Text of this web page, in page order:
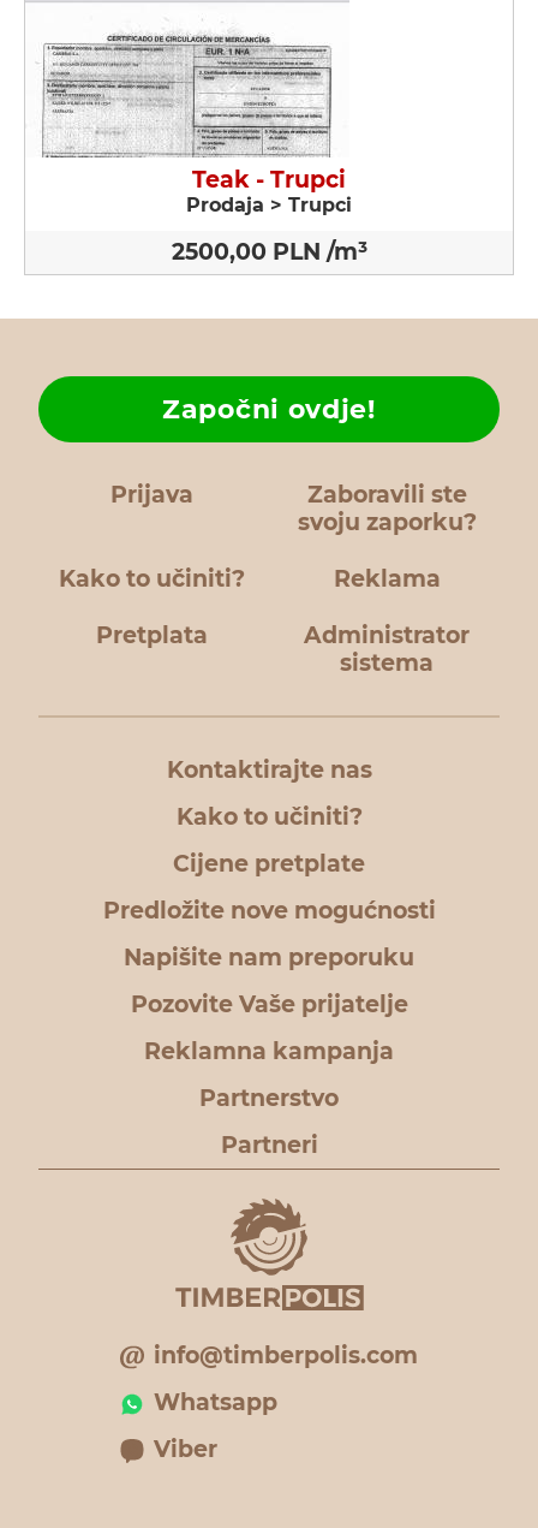
Teak - Trupci
Prodaja > Trupci
2500,00 PLN /m³
Prijava
Zaboravili ste
svoju zaporku?
Kako to učiniti?
Započni ovdje!
Reklama
Pretplata
Administrator
sistema
Kontaktirajte nas
Kako to učiniti?
Cijene pretplate
Predložite nove mogućnosti
Napišite nam preporuku
Pozovite Vaše prijatelje
Reklamna kampanja
Partnerstvo
Partneri
info@timberpolis.com
Whatsapp
Viber